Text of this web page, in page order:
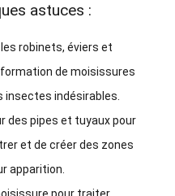
astuces :
robinets, éviers et
de moisissures
indésirables.
des pipes et tuyaux pour
et de créer des zones
apparition.